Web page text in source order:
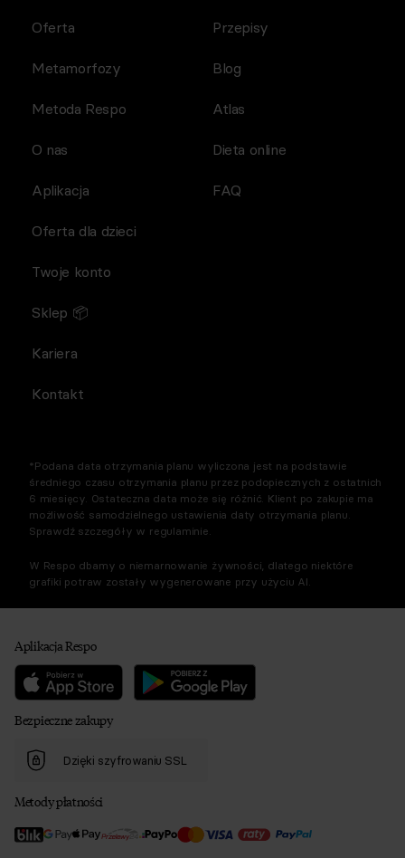
Oferta
Metamorfozy
Metoda Respo
O nas
Aplikacja
Przepisy
Blog
Atlas
Dieta online
FAQ
Oferta dla dzieci
Twoje konto
Sklep 📦
Kariera
Kontakt
*Podana data otrzymania planu wyliczona jest na podstawie
średniego czasu otrzymania planu przez podopiecznych z ostatnich
6 miesięcy. Ostateczna data może się różnić. Klient po zakupie ma
możliwość samodzielnego ustawienia daty otrzymania planu.
Sprawdź szczegóły w regulaminie.
W Respo dbamy o niemarnowanie żywności, dlatego niektóre
grafiki potraw zostały wygenerowane przy użyciu AI.
Aplikacja Respo
Bezpieczne zakupy
Dzięki szyfrowaniu SSL
Metody płatności